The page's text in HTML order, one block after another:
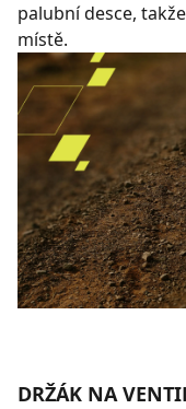
palubní desce,
místě.
DRŽÁK NA